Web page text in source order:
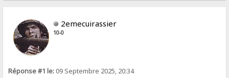
2emecuirassier
10-0
Réponse #1 le: 09 Septembre 2025, 20:34